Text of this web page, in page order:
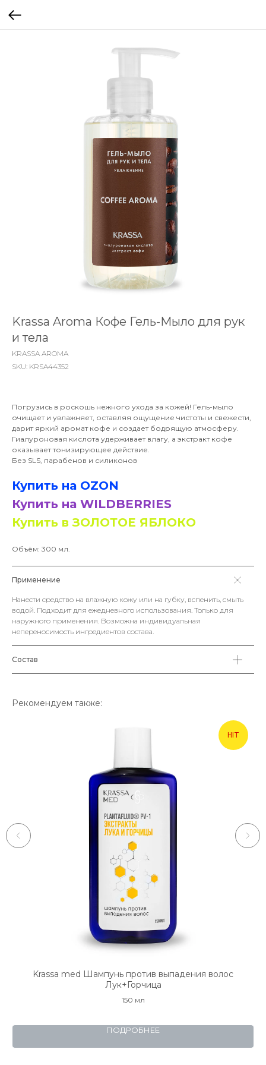
Krassa Aroma Кофе Гель-Мыло для рук
и тела
KRASSA AROMA
SKU: KRSA44352
Погрузись в роскошь нежного ухода за кожей! Гель-мыло
очищает и увлажняет, оставляя ощущение чистоты и свежести,
дарит яркий аромат кофе и создает бодрящую атмосферу.
Гиалуроновая кислота удерживает влагу, а экстракт кофе
оказывает тонизирующее действие.
Без SLS, парабенов и силиконов
Купить на OZON
Купить на WILDBERRIES
Купить в ЗОЛОТОЕ ЯБЛОКО
Объём: 300 мл.
Применение
Нанести средство на влажную кожу или на губку, вспенить, смыть
водой. Подходит для ежедневного использования. Только для
наружного применения. Возможна индивидуальная
непереносимость ингредиентов состава.
Состав
Рекомендуем также:
HIT
Krassa med Шампунь против выпадения волос
Лук+Горчица
150 мл
ПОДРОБНЕЕ